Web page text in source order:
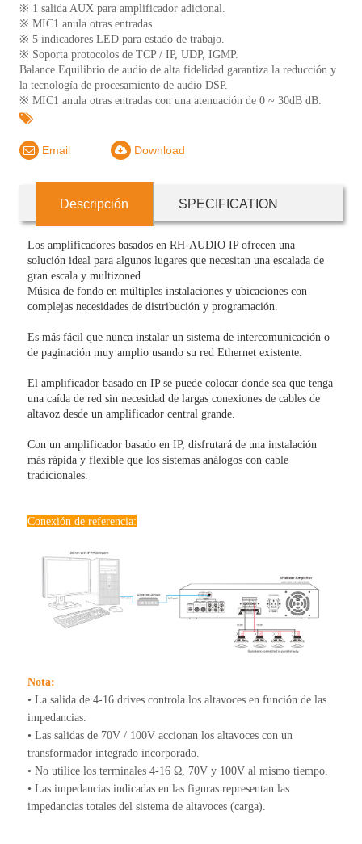
※ 1 salida AUX para amplificador adicional.
※ MIC1 anula otras entradas
※ 5 indicadores LED para estado de trabajo.
※ Soporta protocolos de TCP / IP, UDP, IGMP.
Balance Equilibrio de audio de alta fidelidad garantiza la reducción y
la tecnología de procesamiento de audio DSP.
※ MIC1 anula otras entradas con una atenuación de 0 ~ 30dB dB.
Email Download
Descripción SPECIFICATION
Los amplificadores basados ​​en RH-AUDIO IP ofrecen una
solución ideal para algunos lugares que necesitan una escalada de
gran escala y multizoned
Música de fondo en múltiples instalaciones y ubicaciones con
complejas necesidades de distribución y programación.
Es más fácil que nunca instalar un sistema de intercomunicación o
de paginación muy amplio usando su red Ethernet existente.
El amplificador basado en IP se puede colocar donde sea que tenga
una caída de red sin necesidad de largas conexiones de cables de
altavoz desde un amplificador central grande.
Con un amplificador basado en IP, disfrutará de una instalación
más rápida y flexible que los sistemas análogos con cable
tradicionales.
Conexión de referencia:
Nota:
• La salida de 4-16 drives controla los altavoces en función de las
impedancias.
• Las salidas de 70V / 100V accionan los altavoces con un
transformador integrado incorporado.
• No utilice los terminales 4-16 Ω, 70V y 100V al mismo tiempo.
• Las impedancias indicadas en las figuras representan las
impedancias totales del sistema de altavoces (carga).